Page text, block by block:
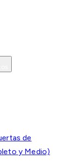
de
y Medio)